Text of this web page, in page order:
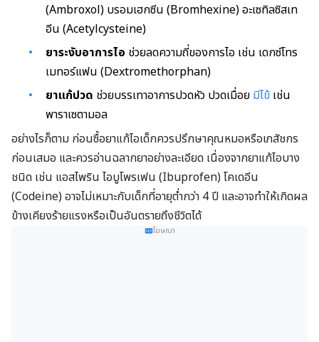
(Ambroxol) บรอมเฮกซีน (Bromhexine) อะเซทิลซิสเท
อีน (Acetylcysteine)
ยาระงับอาการไอ ช่วยลดความถี่ของการไอ เช่น เดกซ์โทร
เมทอร์แฟน (Dextromethorphan)
ยาแก้ปวด ช่วยบรรเทาอาการปวดหัว ปวดเมื่อย มีไข้ เช่น
พาราเซตามอล
อย่างไรก็ตาม ก่อนซื้อยาแก้ไอเด็กควรปรึกษาคุณหมอหรือเภสัชกร
ก่อนเสมอ และควรอ่านฉลากยาอย่างละเอียด เนื่องจากยาแก้ไอบาง
ชนิด เช่น แอสไพริน ไอบูโพรเฟน (Ibuprofen) โคเดอีน
(Codeine) อาจไม่เหมาะกับเด็กที่อายุต่ำกว่า 4 ปี และอาจทำให้เกิดผล
ข้างเคียงร้ายแรงหรือเป็นอันตรายถึงชีวิตได้
โฆษณา